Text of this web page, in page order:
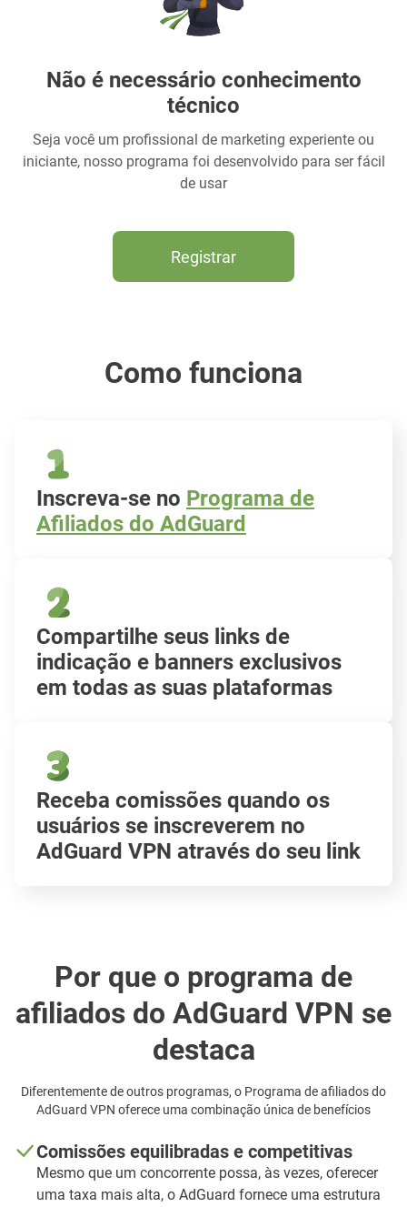
Não é necessário conhecimento
técnico
Seja você um profissional de marketing experiente ou
iniciante, nosso programa foi desenvolvido para ser fácil
de usar
Registrar
Como funciona
Inscreva-se no Programa de
Afiliados do AdGuard
Compartilhe seus links de
indicação e banners exclusivos
em todas as suas plataformas
Receba comissões quando os
usuários se inscreverem no
AdGuard VPN através do seu link
Por que o programa de
afiliados do AdGuard VPN se
destaca
Diferentemente de outros programas, o Programa de afiliados do
AdGuard VPN oferece uma combinação única de benefícios
Comissões equilibradas e competitivas
Mesmo que um concorrente possa, às vezes, oferecer
uma taxa mais alta, o AdGuard fornece uma estrutura